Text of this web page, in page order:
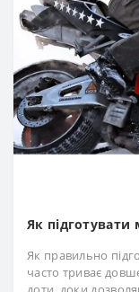
Як
Як правильно
часто триває